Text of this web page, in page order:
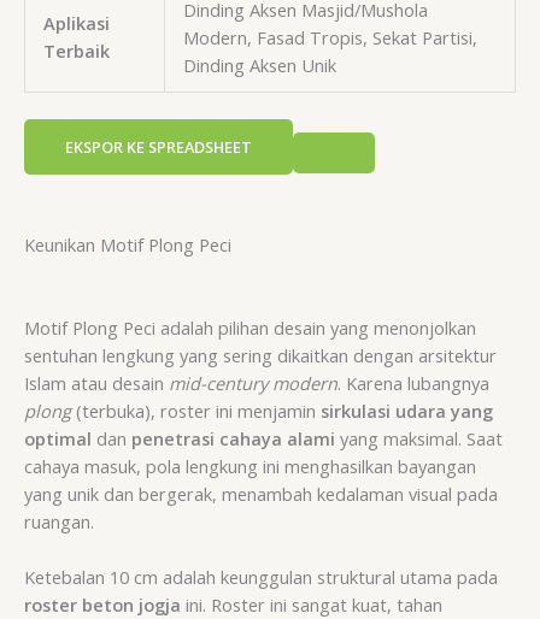
Aplikasi
Terbaik
Dinding Aksen Masjid/Mushola
Modern, Fasad Tropis, Sekat Partisi,
Dinding Aksen Unik
EKSPOR KE SPREADSHEET
Keunikan Motif Plong Peci
Motif Plong Peci adalah pilihan desain yang menonjolkan
sentuhan lengkung yang sering dikaitkan dengan arsitektur
Islam atau desain mid-century modern. Karena lubangnya
plong(terbuka), roster ini menjamin sirkulasi udara yang
optimal dan penetrasi cahaya alami yang maksimal. Saat
cahaya masuk, pola lengkung ini menghasilkan bayangan
yang unik dan bergerak, menambah kedalaman visual pada
ruangan.
Ketebalan 10 cm adalah keunggulan struktural utama pada
roster beton jogja ini. Roster ini sangat kuat, tahan